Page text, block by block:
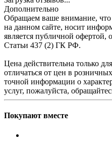
Дополнительно
Обращаем ваше внимание,
на данном сайте, носит
является публичной офертой,
Статьи 437 (2) ГК РФ.
Цена действительна только
отличаться от цен в
точной информации о
услуг, пожалуйста,
Покупают вместе